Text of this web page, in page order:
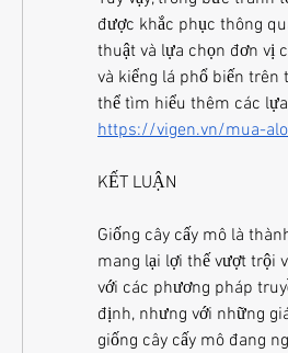
được khắc phục thông
thuật và lựa chọn đơn vị
và kiểng lá phổ biến trên
https://vigen.vn/mua-
KẾT LUẬN
Giống cây cấy mô là
mang lại lợi thế vượt trội
với các phương pháp
định, nhưng với những
giống cây cấy mô đang